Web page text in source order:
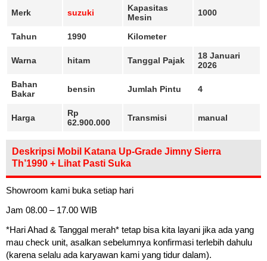
Merk suzuki
Kapasitas
Mesin
1000
Tahun 1990 Kilometer
Warna hitam Tanggal Pajak
18 Januari
2026
Bahan
Bakar
bensin Jumlah Pintu 4
Harga
Rp
62.900.000
Transmisi manual
Deskripsi Mobil Katana Up-Grade Jimny Sierra
Th’1990 + Lihat Pasti Suka
Showroom kami buka setiap hari
Jam 08.00 – 17.00 WIB
*Hari Ahad & Tanggal merah* tetap bisa kita layani jika ada yang
mau check unit, asalkan sebelumnya konfirmasi terlebih dahulu
(karena selalu ada karyawan kami yang tidur dalam).